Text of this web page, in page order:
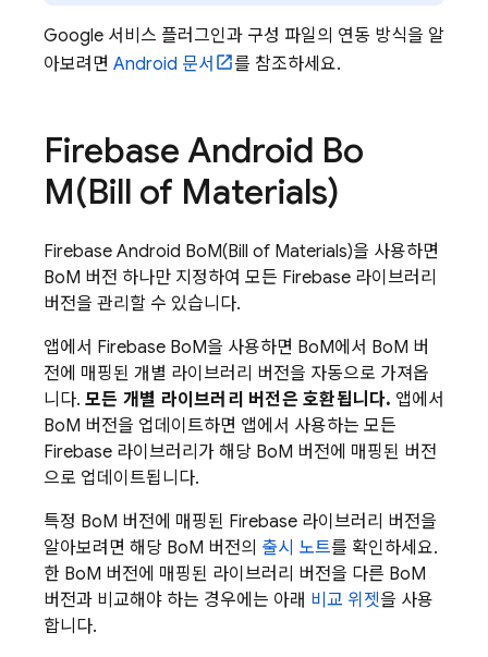
Google 서비스 플러그인과 구성 파일의 연동 방식을 알
아보려면 Android 문서 를 참조하세요.
Firebase Android Bo
M(Bill of Materials)
Firebase Android BoM(Bill of Materials)을 사용하면
BoM 버전 하나만 지정하여 모든 Firebase 라이브러리
버전을 관리할 수 있습니다.
앱에서 Firebase BoM을 사용하면 BoM에서 BoM 버
전에 매핑된 개별 라이브러리 버전을 자동으로 가져옵
니다. 모든 개별 라이브러리 버전은 호환됩니다. 앱에서
BoM 버전을 업데이트하면 앱에서 사용하는 모든
Firebase 라이브러리가 해당 BoM 버전에 매핑된 버전
으로 업데이트됩니다.
특정 BoM 버전에 매핑된 Firebase 라이브러리 버전을
알아보려면 해당 BoM 버전의 출시 노트를 확인하세요.
한 BoM 버전에 매핑된 라이브러리 버전을 다른 BoM
버전과 비교해야 하는 경우에는 아래 비교 위젯을 사용
합니다.